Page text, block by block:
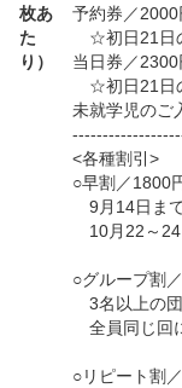
枚あ
た
り）
予約券／2000
☆初日21日
当日券／2300
☆初日21日
未就学児のご
<各種割引>
○早割／1800
9月14日ま
10月22～24
○グループ割
3名以上の
全員同じ回
○リピート割